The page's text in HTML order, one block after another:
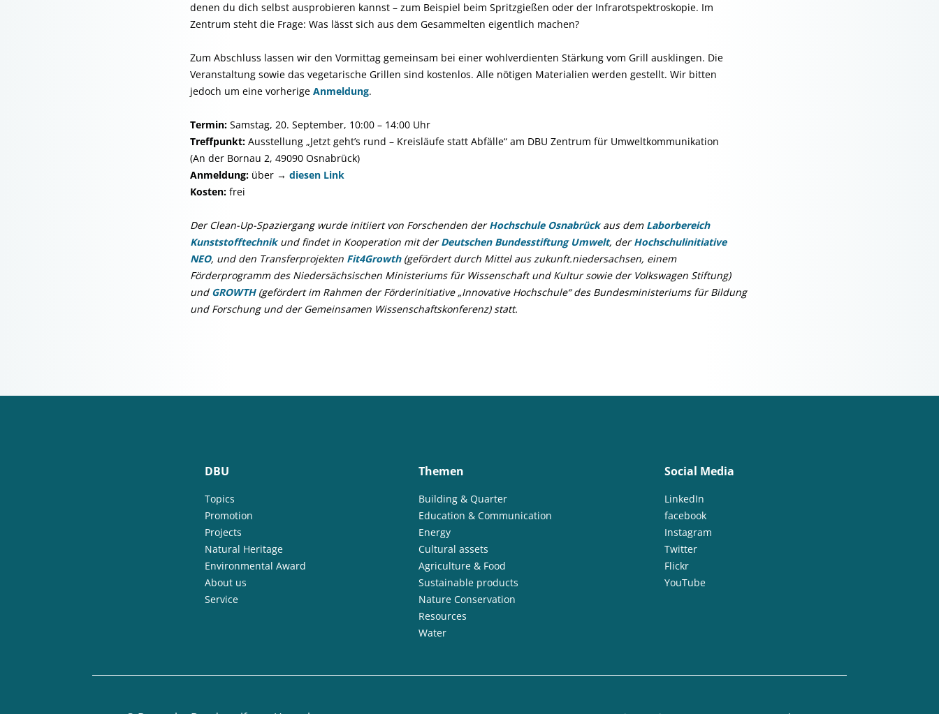
denen du dich selbst ausprobieren kannst – zum Beispiel beim Spritzgießen oder der Infrarotspektroskopie. Im
Zentrum steht die Frage: Was lässt sich aus dem Gesammelten eigentlich machen?
Zum Abschluss lassen wir den Vormittag gemeinsam bei einer wohlverdienten Stärkung vom Grill ausklingen. Die
Veranstaltung sowie das vegetarische Grillen sind kostenlos. Alle nötigen Materialien werden gestellt. Wir bitten
jedoch um eine vorherige Anmeldung.
Termin: Samstag, 20. September, 10:00 – 14:00 Uhr
Treffpunkt: Ausstellung „Jetzt geht’s rund – Kreisläufe statt Abfälle“ am DBU Zentrum für Umweltkommunikation
(An der Bornau 2, 49090 Osnabrück)
Anmeldung: über → diesen Link
Kosten: frei
Der Clean-Up-Spaziergang wurde initiiert von Forschenden derHochschule Osnabrückaus dem Laborbereich
Kunststofftechnikund findet in Kooperation mit derDeutschen Bundesstiftung Umwelt, derHochschulinitiative
NEO, und den Transferprojekten Fit4Growth(gefördert durch Mittel aus zukunft.niedersachsen, einem
Förderprogramm des Niedersächsischen Ministeriums für Wissenschaft und Kultur sowie der Volkswagen Stiftung)
und GROWTH (gefördert im Rahmen der Förderinitiative „Innovative Hochschule“ des Bundesministeriums für Bildung
und Forschung und der Gemeinsamen Wissenschaftskonferenz) statt.
DBU
Topics
Promotion
Projects
Natural Heritage
Environmental Award
About us
Service
Themen
Building & Quarter
Education & Communication
Energy
Cultural assets
Agriculture & Food
Sustainable products
Nature Conservation
Resources
Water
Social Media
LinkedIn
facebook
Instagram
Twitter
Flickr
YouTube